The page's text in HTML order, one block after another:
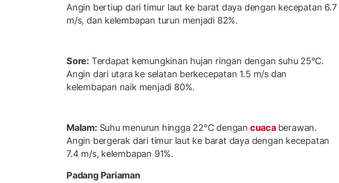
Angin bertiup dari timur laut ke barat daya dengan kecepatan 6.7
m/s, dan kelembapan turun menjadi 82%.
Sore:Terdapat kemungkinan hujan ringan dengan suhu 25°C.
Angin dari utara ke selatan berkecepatan 1.5 m/s dan
kelembapan naik menjadi 80%.
Malam:Suhu menurun hingga 22°C dengan cuaca berawan.
Angin bergerak dari timur laut ke barat daya dengan kecepatan
7.4 m/s, kelembapan 91%.
Padang Pariaman